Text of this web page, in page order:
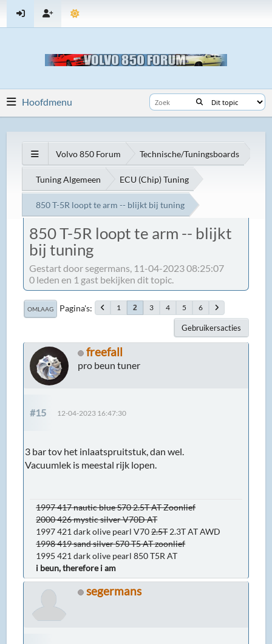
Hoofdmenu
Volvo 850 Forum Technische/Tuningsboards
Tuning Algemeen ECU (Chip) Tuning
850 T-5R loopt te arm -- blijkt bij tuning
850 T-5R loopt te arm -- blijkt
bij tuning
Gestart door segermans, 11-04-2023 08:25:07
0 leden en 1 gast bekijken dit topic.
OMLAAG Pagina's 1 2 3 4 5 6
Gebruikersacties
freefall
pro beun tuner
#15 12-04-2023 16:47:30
3 bar tov het inlaatspruitstuk, dan wel.
Vacuumlek is meestal rijk lopen.
1997 417 nautic blue S70 2.5T AT Zoonlief
2000 426 mystic silver V70D AT
1997 421 dark olive pearl V702.5T2.3T AT AWD
1998 419 sand silver S70 T5 AT zoonlief
1995 421 dark olive pearl 850 T5R AT
i beun, therefore i am
segermans